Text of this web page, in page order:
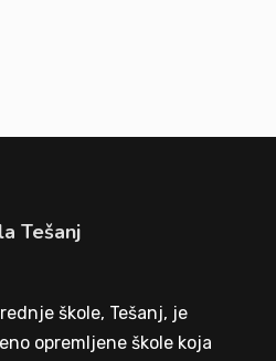
Tešanj
škole, Tešanj, je
opremljene škole koja